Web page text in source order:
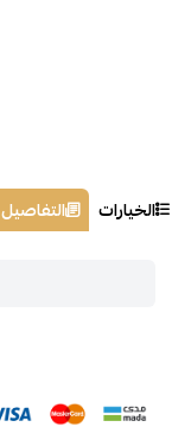
الخيارات التفاصيل